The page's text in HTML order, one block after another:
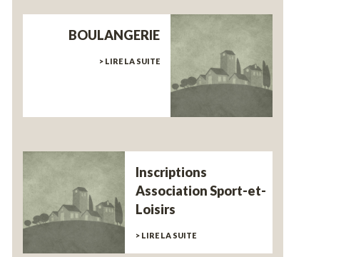
BOULANGERIE
> LIRE LA SUITE
Inscriptions
Association Sport-et-
Loisirs
> LIRE LA SUITE